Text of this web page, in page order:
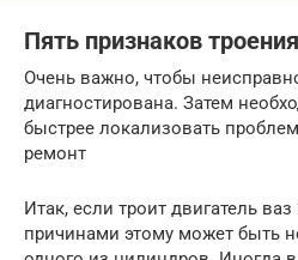
Пять признаков троения
Очень важно, чтобы
диагностирована. Затем
быстрее локализовать
ремонт
Итак, если троит двигатель
причинами этому может быть